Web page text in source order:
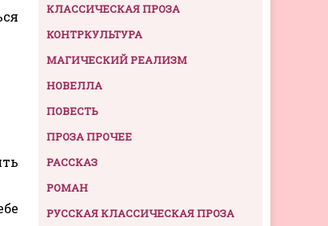
КЛАССИЧЕСКАЯ ПРОЗА
КОНТРКУЛЬТУРА
МАГИЧЕСКИЙ РЕАЛИЗМ
НОВЕЛЛА
ПОВЕСТЬ
ПРОЗА ПРОЧЕЕ
РАССКАЗ
РОМАН
РУССКАЯ КЛАССИЧЕСКАЯ ПРОЗА